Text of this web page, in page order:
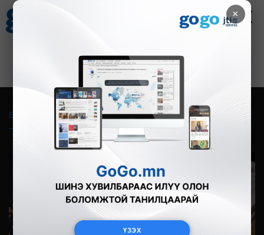
×
ҮЗЭХ
Зурхай
8.09
Бүгд Фото Видео Зурган өгүүлэмж